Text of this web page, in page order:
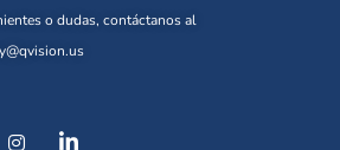
o dudas, contáctanos al